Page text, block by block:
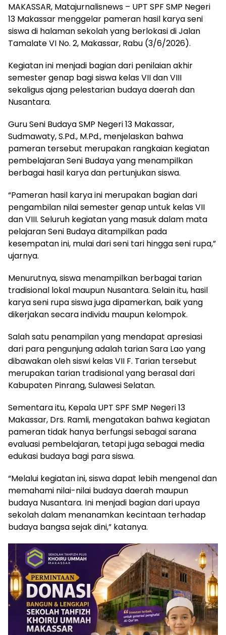
MAKASSAR, Matajurnalisnews – UPT SPF SMP Negeri
13 Makassar menggelar pameran hasil karya seni
siswa di halaman sekolah yang berlokasi di Jalan
Tamalate VI No. 2, Makassar, Rabu (3/6/2026).
Kegiatan ini menjadi bagian dari penilaian akhir
semester genap bagi siswa kelas VII dan VIII
sekaligus ajang pelestarian budaya daerah dan
Nusantara.
Guru Seni Budaya SMP Negeri 13 Makassar,
Sudmawaty, S.Pd., M.Pd., menjelaskan bahwa
pameran tersebut merupakan rangkaian kegiatan
pembelajaran Seni Budaya yang menampilkan
berbagai hasil karya dan pertunjukan siswa.
“Pameran hasil karya ini merupakan bagian dari
pengambilan nilai semester genap untuk kelas VII
dan VIII. Seluruh kegiatan yang masuk dalam mata
pelajaran Seni Budaya ditampilkan pada
kesempatan ini, mulai dari seni tari hingga seni rupa,”
ujarnya.
Menurutnya, siswa menampilkan berbagai tarian
tradisional lokal maupun Nusantara. Selain itu, hasil
karya seni rupa siswa juga dipamerkan, baik yang
dikerjakan secara individu maupun kelompok.
Salah satu penampilan yang mendapat apresiasi
dari para pengunjung adalah tarian Sara Lao yang
dibawakan oleh siswi kelas VII F. Tarian tersebut
merupakan tarian tradisional yang berasal dari
Kabupaten Pinrang, Sulawesi Selatan.
Sementara itu, Kepala UPT SPF SMP Negeri 13
Makassar, Drs. Ramli, mengatakan bahwa kegiatan
pameran tidak hanya berfungsi sebagai sarana
evaluasi pembelajaran, tetapi juga sebagai media
edukasi budaya bagi para siswa.
“Melalui kegiatan ini, siswa dapat lebih mengenal dan
memahami nilai-nilai budaya daerah maupun
budaya Nusantara. Ini menjadi bagian dari upaya
sekolah dalam menanamkan kecintaan terhadap
budaya bangsa sejak dini,” katanya.